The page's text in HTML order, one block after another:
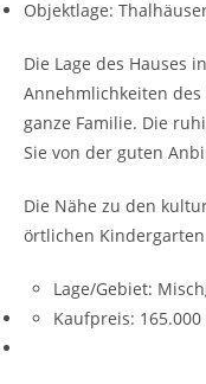
Objektlage:
Die Lage des Hauses
Annehmlichkeiten
ganze Familie. Die
Sie von der guten
Die Nähe zu den
örtlichen
Lage/Gebiet:
Kaufpreis: 165.000